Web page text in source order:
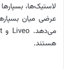
هستند.